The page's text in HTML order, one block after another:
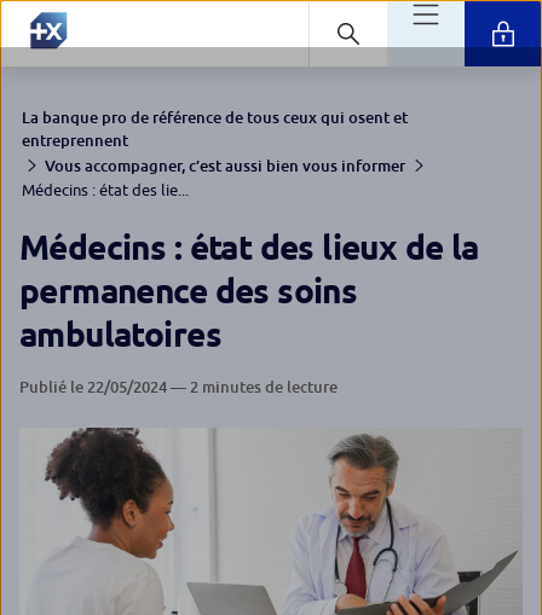
La banque pro de référence de tous ceux qui osent et
entreprennent
Vous accompagner, c’est aussi bien vous informer
Médecins : état des lie...
Médecins : état des lieux de la
permanence des soins
ambulatoires
Publié le 22/05/2024 — 2 minutes de lecture